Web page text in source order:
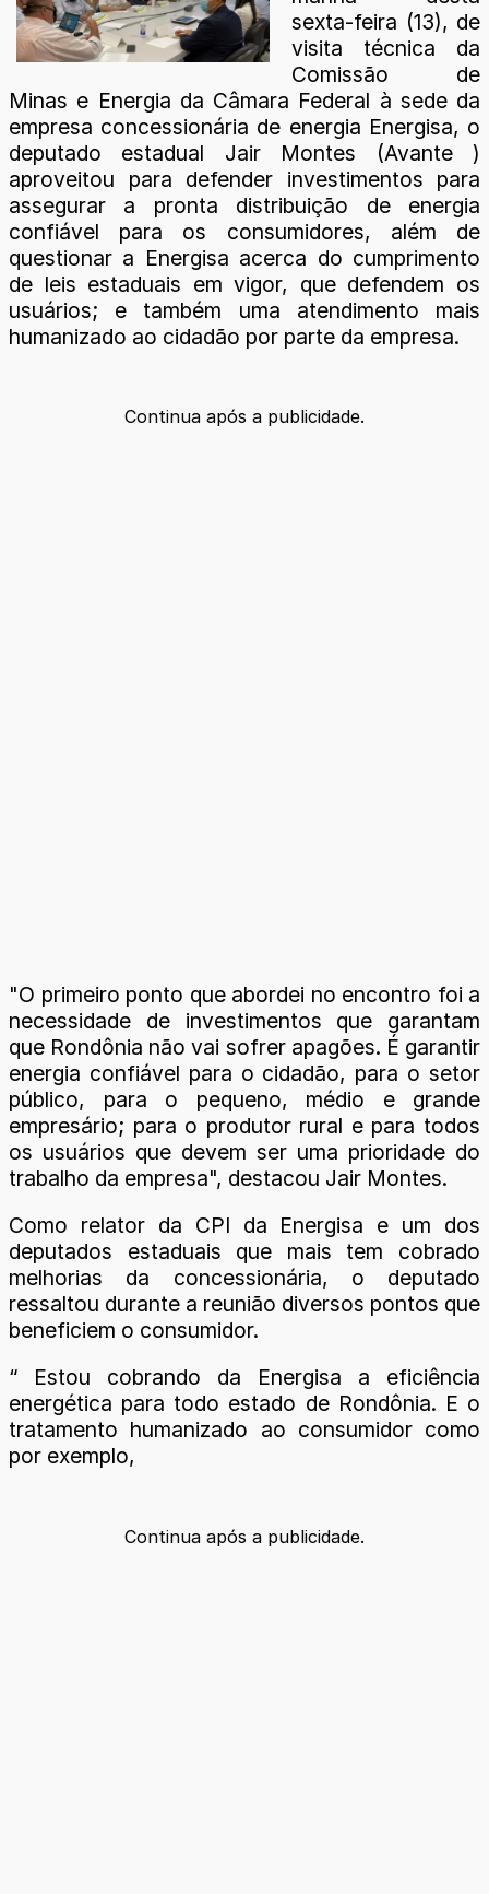
sexta-feira (13), de
visita técnica da
Comissão de
Minas e Energia da Câmara Federal à sede da
empresa concessionária de energia Energisa, o
deputado estadual Jair Montes (Avante )
aproveitou para defender investimentos para
assegurar a pronta distribuição de energia
confiável para os consumidores, além de
questionar a Energisa acerca do cumprimento
de leis estaduais em vigor, que defendem os
usuários; e também uma atendimento mais
humanizado ao cidadão por parte da empresa.
Continua após a publicidade.
"O primeiro ponto que abordei no encontro foi a
necessidade de investimentos que garantam
que Rondônia não vai sofrer apagões. É garantir
energia confiável para o cidadão, para o setor
público, para o pequeno, médio e grande
empresário; para o produtor rural e para todos
os usuários que devem ser uma prioridade do
trabalho da empresa", destacou Jair Montes.
Como relator da CPI da Energisa e um dos
deputados estaduais que mais tem cobrado
melhorias da concessionária, o deputado
ressaltou durante a reunião diversos pontos que
beneficiem o consumidor.
“ Estou cobrando da Energisa a eficiência
energética para todo estado de Rondônia. E o
tratamento humanizado ao consumidor como
por exemplo,
Continua após a publicidade.